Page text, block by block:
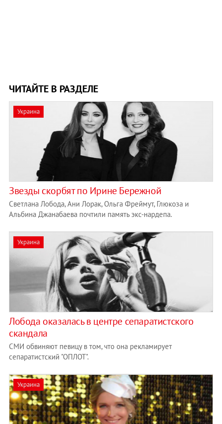
ЧИТАЙТЕ В РАЗДЕЛЕ
Украина
Звезды скорбят по Ирине Бережной
Светлана Лобода, Ани Лорак, Ольга Фреймут, Глюкоза и
Альбина Джанабаева почтили память экс-нардепа.
Украина
Лобода оказалась в центре сепаратистского
скандала
СМИ обвиняют певицу в том, что она рекламирует
сепаратистский "ОПЛОТ".
Украина